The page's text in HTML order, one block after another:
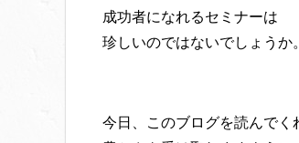
成功者になれるセミナーは
珍しいのではないでしょうか。
今日、このブログを読んでく